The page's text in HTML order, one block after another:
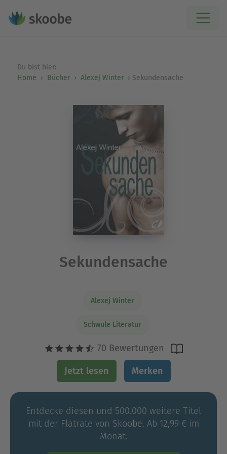
Du bist hier:
Home
Bücher Alexej Winter Sekundensache
Sekundensache
Alexej Winter
Schwule Literatur
70 Bewertungen
Jetzt lesen Merken
Entdecke diesen und 500.000 weitere Titel
mit der Flatrate von Skoobe. Ab 12,99 € im
Monat.